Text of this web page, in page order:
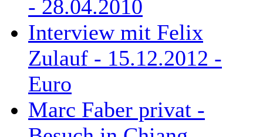
- 28.04.2010
Interview mit Felix
Zulauf - 15.12.2012 -
Euro
Marc Faber privat -